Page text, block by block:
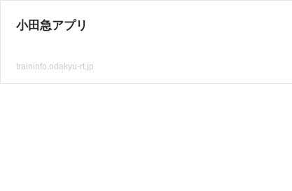
小田急アプリ
traininfo.odakyu-rt.jp